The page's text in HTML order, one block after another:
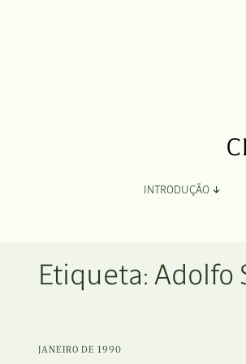
INTRODUÇÃO
Organização
Etiqueta: Adolfo
JANEIRO DE 1990